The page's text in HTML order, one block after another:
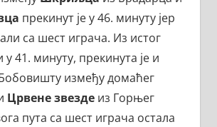
прекинут је у 46. минуту јер
са шест играча. Из истог
у 41. минуту, прекинута је и
између домаћег
Црвене звездеиз Горњег
пута са шест играча остала